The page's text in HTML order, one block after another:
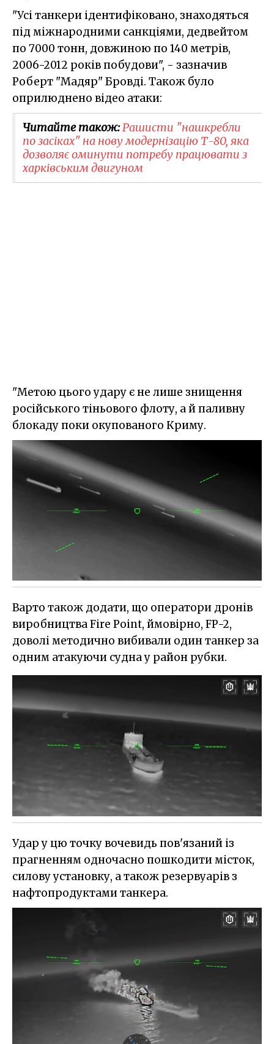
"Усі танкери ідентифіковано, знаходяться
під міжнародними санкціями, дедвейтом
по 7000 тонн, довжиною по 140 метрів,
2006-2012 років побудови", - зазначив
Роберт "Мадяр" Бровді. Також було
оприлюднено відео атаки:
Читайте також:Рашисти "нашкребли
по засіках" на нову модернізацію Т-80, яка
дозволяє оминути потребу працювати з
харківським двигуном
"Метою цього удару є не лише знищення
російського тіньового флоту, а й паливну
блокаду поки окупованого Криму.
Варто також додати, що оператори дронів
виробництва Fire Point, ймовірно, FP-2,
доволі методично вибивали один танкер за
одним атакуючи судна у район рубки.
Удар у цю точку вочевидь пов'язаний із
прагненням одночасно пошкодити місток,
силову установку, а також резервуарів з
нафтопродуктами танкера.